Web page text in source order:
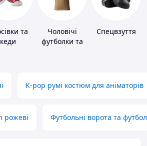
та
кеди
Чоловічі
футболки та
Спецвзуття
K-pop румі костюм для аніматорів
рожеві Футбольні ворота та